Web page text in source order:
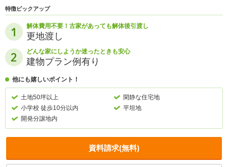
特徴ピックアップ
解体費用不要！古家があっても解体後引渡し
更地渡し
どんな家にしようか迷ったときも安心
建物プラン例有り
他にも嬉しいポイント！
土地50坪以上
閑静な住宅地
小学校 徒歩10分以内
平坦地
開発分譲地内
資料請求(無料)